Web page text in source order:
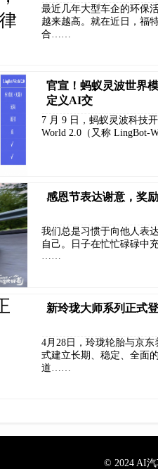
最近几年大型车企的环保
越来越高。就在近日，福
合……
官宣！蚂蚁灵波世界
定义AI交
7 月 9 日，蚂蚁灵波科技
World 2.0（又称
感恩节表达谢意，奖
我们总是习惯于向他人表
自己。日子在忙忙碌碌中
……
新玲珑大师系列正式
4月28日，玲珑轮胎与京
式建立长期、稳定、全面
道……
© 2024 AI汽